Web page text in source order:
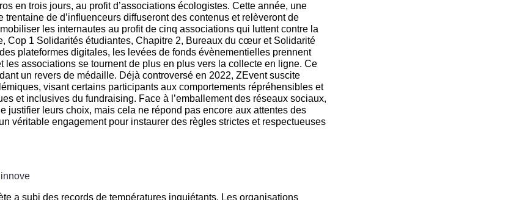
en trois jours, au profit d’associations écologistes. Cette année, une
trentaine de d’influenceurs diffuseront des contenus et relèveront de
les internautes au profit de cinq associations qui luttent contre la
Cop 1 Solidarités étudiantes, Chapitre 2, Bureaux du cœur et Solidarité
plateformes digitales, les levées de fonds évènementielles prennent
les associations se tournent de plus en plus vers la collecte en ligne. Ce
un revers de médaille. Déjà controversé en 2022, ZEvent suscite
visant certains participants aux comportements répréhensibles et
et inclusives du fundraising. Face à l’emballement des réseaux sociaux,
justifier leurs choix, mais cela ne répond pas encore aux attentes des
véritable engagement pour instaurer des règles strictes et respectueuses
a subi des records de températures inquiétants. Les organisations